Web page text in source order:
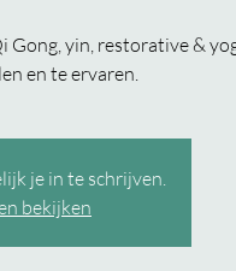
Gong, yin, restorative &
en te ervaren.
je in te schrijven.
bekijken